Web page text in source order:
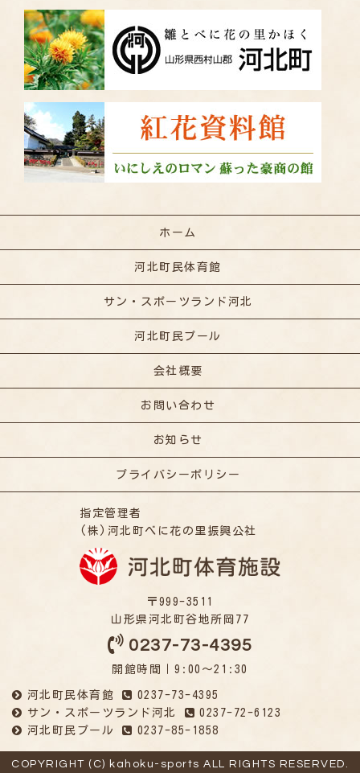
ホーム
河北町民体育館
サン・スポーツランド河北
河北町民プール
会社概要
お問い合わせ
お知らせ
プライバシーポリシー
指定管理者
(株)河北町べに花の里振興公社
〒999-3511
山形県河北町谷地所岡77
0237-73-4395
開館時間｜9:00～21:30
河北町民体育館
0237-73-4395
サン・スポーツランド河北
0237-72-6123
河北町民プール
0237-85-1858
COPYRIGHT (C) kahoku-sports ALL RIGHTS RESERVED.